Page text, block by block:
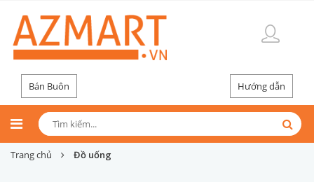
Bán Buôn Hướng dẫn
Trang chủ Đồ uống